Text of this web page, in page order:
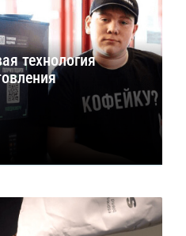
технология